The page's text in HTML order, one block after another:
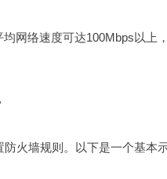
网络速度可达100Mbps以上
火墙规则。以下是一个基本